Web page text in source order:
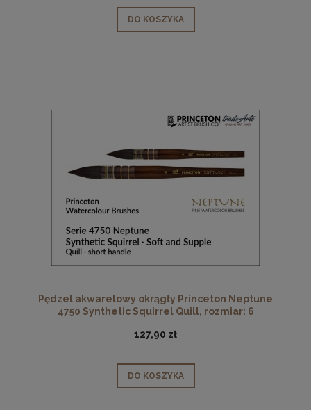
DO KOSZYKA
Pędzel akwarelowy okrągły Princeton Neptune
4750 Synthetic Squirrel Quill, rozmiar: 6
127,90 zł
DO KOSZYKA